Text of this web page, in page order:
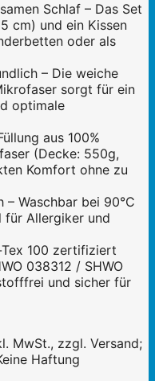
Schlaf – Das Set
cm) und ein Kissen
oder als
– Die weiche
sorgt für ein
optimale
aus 100%
(Decke: 550g,
Komfort ohne zu
– Waschbar bei 90°C
für Allergiker und
100 zertifiziert
038312 / SHWO
und sicher für
MwSt., zzgl. Versand;
Haftung